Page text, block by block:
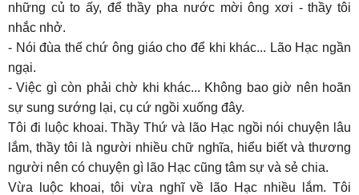
những củ to ấy, để thầy pha nước mời ông xơi - thầy tôi
nhắc nhở.
- Nói đùa thế chứ ông giáo cho để khi khác... Lão Hạc ngần
ngại.
- Việc gì còn phải chờ khi khác... Không bao giờ nên hoãn
sự sung sướng lại, cụ cứ ngồi xuống đây.
Tôi đi luộc khoai. Thầy Thứ và lão Hạc ngồi nói chuyện lâu
lắm, thầy tôi là người nhiều chữ nghĩa, hiểu biết và thương
người nên có chuyện gì lão Hạc cũng tâm sự và sẻ chia.
Vừa luộc khoai, tôi vừa nghĩ về lão Hạc nhiều lắm. Tôi